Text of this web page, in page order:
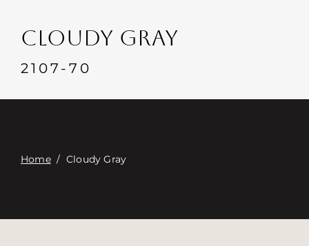
Εκδηλώσεις
Επαφή
CLOUDY GRAY
2107-70
Home/ Cloudy Gray